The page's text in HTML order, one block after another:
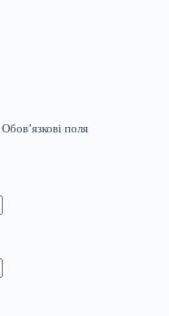
Обов’язкові поля